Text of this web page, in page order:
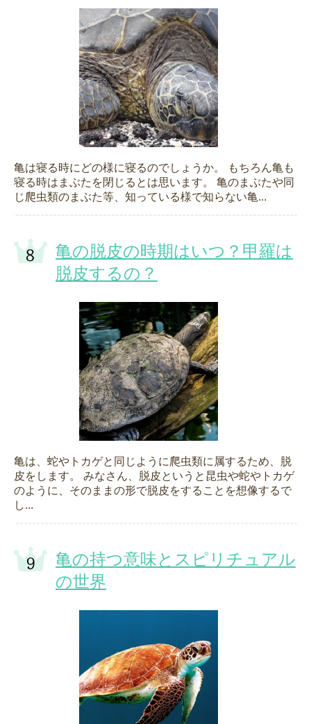
亀は寝る時にどの様に寝るのでしょうか。 もちろん亀も
寝る時はまぶたを閉じるとは思います。 亀のまぶたや同
じ爬虫類のまぶた等、知っている様で知らない亀...
亀の脱皮の時期はいつ？甲羅は
脱皮するの？
亀は、蛇やトカゲと同じように爬虫類に属するため、脱
皮をします。 みなさん、脱皮というと昆虫や蛇やトカゲ
のように、そのままの形で脱皮をすることを想像するで
し...
亀の持つ意味とスピリチュアル
の世界